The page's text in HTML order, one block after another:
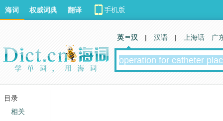
海词 权威词典 翻译
英 汉 | 汉语 | 上海话 广
目录
相关